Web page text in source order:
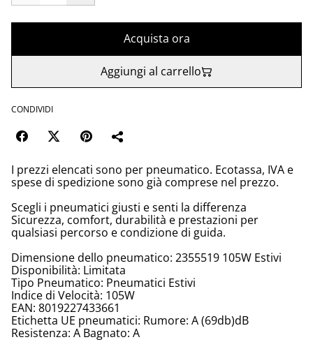
Acquista ora
Aggiungi al carrello
CONDIVIDI
I prezzi elencati sono per pneumatico. Ecotassa, IVA e
spese di spedizione sono già comprese nel prezzo.
Scegli i pneumatici giusti e senti la differenza
Sicurezza, comfort, durabilità e prestazioni per
qualsiasi percorso e condizione di guida.
Dimensione dello pneumatico: 2355519 105W Estivi
Disponibilità: Limitata
Tipo Pneumatico: Pneumatici Estivi
Indice di Velocità: 105W
EAN: 8019227433661
Etichetta UE pneumatici: Rumore: A (69db)dB
Resistenza: A Bagnato: A